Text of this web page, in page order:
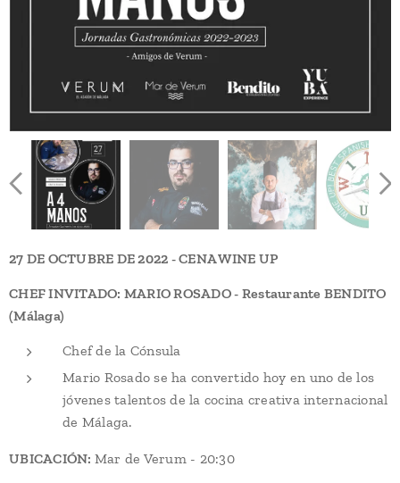
27 DE OCTUBRE DE 2022 - CENA WINE UP
CHEF INVITADO: MARIO ROSADO- Restaurante BENDITO
(Málaga)
Chef de la Cónsula
Mario Rosado se ha convertido hoy en uno de los
jóvenes talentos de la cocina creativa internacional
de Málaga.
UBICACIÓN: Mar de Verum - 20:30